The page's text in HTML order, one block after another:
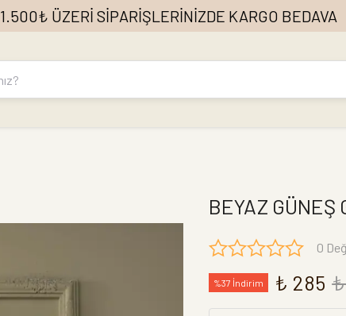
1.500₺ ÜZERİ SİPARİŞLERİNİZDE KARGO BEDAVA
BEYAZ GÜNEŞ
0
%37 İndirim ₺ 285